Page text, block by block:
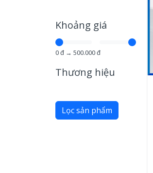
Khoảng giá
0đ → 500.000đ
Thương hiệu
Lọc sản phẩm